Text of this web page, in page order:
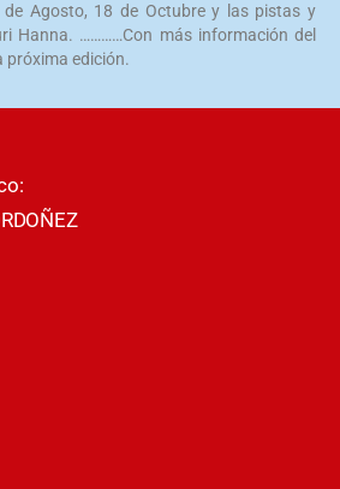
de Agosto, 18 de Octubre y las pistas y
Hanna. …………Con más información del
próxima edición.